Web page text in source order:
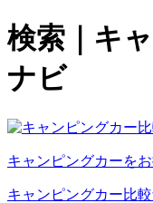
検索｜キ
ナビ
キャンピングカーを
キャンピングカー比